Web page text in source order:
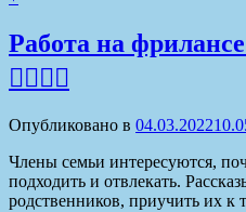
Работа на
💁‍♀️🙍‍♂️
Опубликовано в 04.03.2022
Члены семьи интересуются,
подходить и отвлекать.
родственников, приучить их к